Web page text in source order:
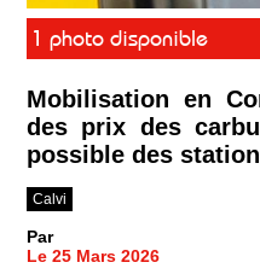
1 photo disponible
Mobilisation en
des prix des
possible des
Calvi
Par
Le 25 Mars 2026